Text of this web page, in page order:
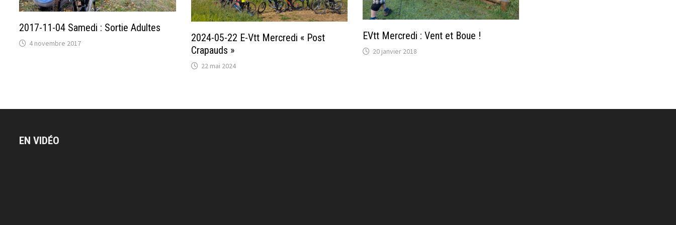
2017-11-04 Samedi : Sortie Adultes
4 novembre 2017
2024-05-22 E-Vtt Mercredi « Post
Crapauds »
22 mai 2024
EVtt Mercredi : Vent et Boue !
20 janvier 2018
EN VIDÉO